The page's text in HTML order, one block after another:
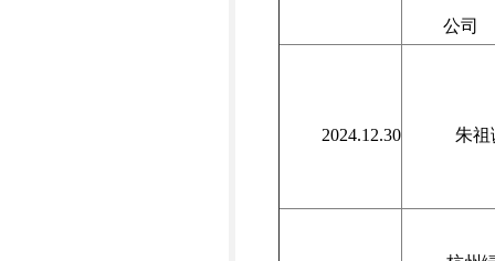
公司
2024.12.30 朱祖